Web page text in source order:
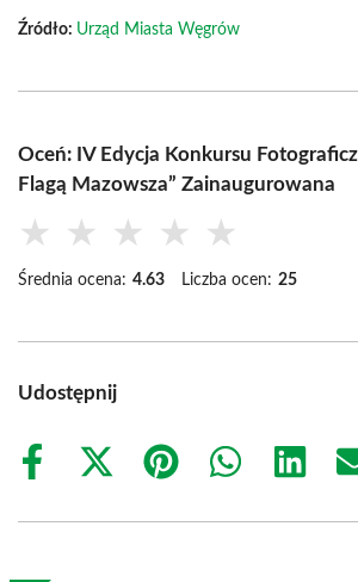
Źródło: Urząd Miasta Węgrów
Oceń: IV Edycja Konkursu
Flagą Mazowsza” Zainaugurowana
★ ★ ★ ★ ★
Średnia ocena: 4.63 Liczba ocen: 25
Udostępnij
Share
Share
(Twitter)
Share
Share
Share